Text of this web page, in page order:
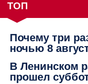
ТОП
Почему три
ночью 8
В Ленинском
прошел